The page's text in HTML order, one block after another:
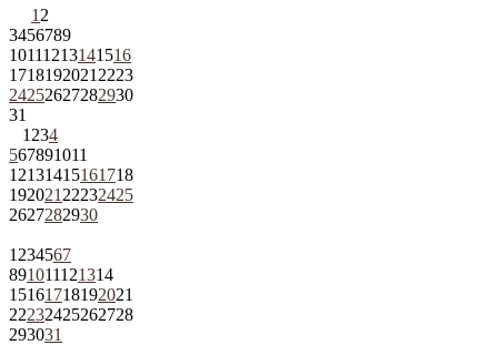
1 2
3456789
10111213141516
1718192021 2223
24252627282930
31
1 234
567891011
12131415161718
192021 22232425
2627282930
1 234567
891011121314
15161718192021
22232425262728
293031